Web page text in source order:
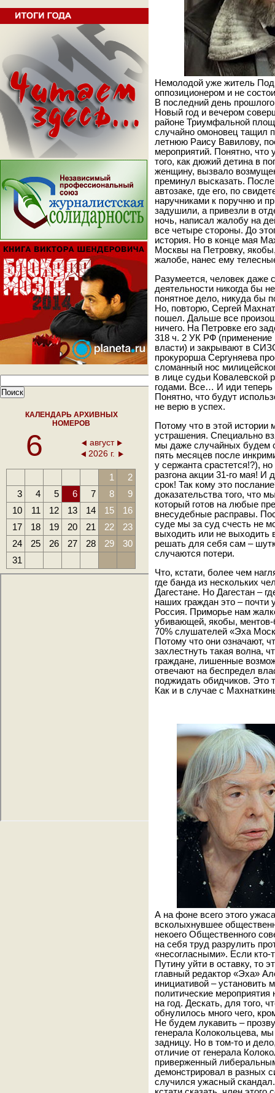
КАЛЕНДАРЬ АРХИВНЫХ
НОМЕРОВ
6
август
2026 г.
1
2
3
4 5 6 7 8
9
10
11 12 13 14 15
16
17
18 19 20 21 22
23
24
25 26 27 28 29
30
31
Немолодой уже житель
оппозиционером и не
В последний день
Новый год и вечером
районе Триумфальной
случайно омоновец тащил
летнюю Раису Вавилову,
мероприятий. Понятно, что
того, как дюжий детина в
женщину, вызвало
преминул высказать.
автозаке, где его, по
наручниками к поручню и
задушили, а привезли в
ночь, написал жалобу на
все четыре стороны. До
история. Но в конце мая
Москвы на Петровку,
жалобе, нанес ему
Разумеется, человек даже
деятельности никогда бы
понятное дело, никуда бы
Но, повторю, Сергей
пошел. Дальше все
ничего. На Петровке его
318 ч. 2 УК РФ (применение
власти) и закрывают в
прокурорша Сергуняева
сломанный нос
в лице судьи Ковалевской
годами. Все… И иди теперь
Понятно, что будут
не верю в успех.
Потому что в этой истории
устрашения. Специально
мы даже случайных будем
пять месяцев после
у сержанта срастется!?),
разгона акции 31-го мая! И
срок! Так кому это
доказательства того, что
который готов на любые
внесудебные расправы.
суде мы за суд счесть не
выходить или не
решать для себя сам –
случаются потери.
Что, кстати, более чем
где банда из нескольких
Дагестане. Но Дагестан –
наших граждан это – почти
Россия. Приморье нам
убивающей, якобы,
70% слушателей «Эха
Потому что они означают,
захлестнуть такая волна,
граждане, лишенные
отвечают на беспредел
поджидать обидчиков. Это
Как и в случае с
А на фоне всего этого
всколыхнувшее
некоего Общественного
на себя труд разрулить
«несогласными». Если
Путину уйти в оставку, то
главный редактор «Эха»
инициативой –
политические
на год. Дескать, для того,
обнулилось много чего,
Не будем лукавить –
генерала Колокольцева,
задницу. Но в том-то и
отличие от генерала
приверженный
демонстрировал в разных
случился ужасный